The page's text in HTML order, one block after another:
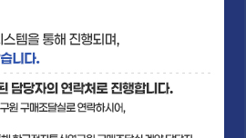
기술사업화플랫폼/기술이전